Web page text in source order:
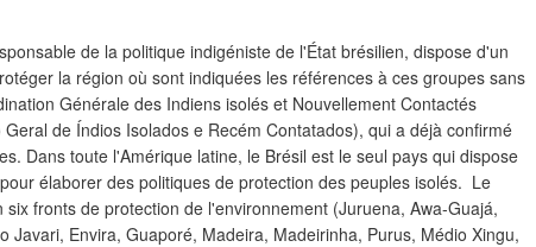
de la politique indigéniste de l'État brésilien, dispose d'un
la région où sont indiquées les références à ces groupes sans
Générale des Indiens isolés et Nouvellement Contactés
de Índios Isolados e Recém Contatados), qui a déjà confirmé
Dans toute l'Amérique latine, le Brésil est le seul pays qui dispose
élaborer des politiques de protection des peuples isolés. Le
six fronts de protection de l'environnement (Juruena, Awa-Guajá,
Javari, Envira, Guaporé, Madeira, Madeirinha, Purus, Médio Xingu,